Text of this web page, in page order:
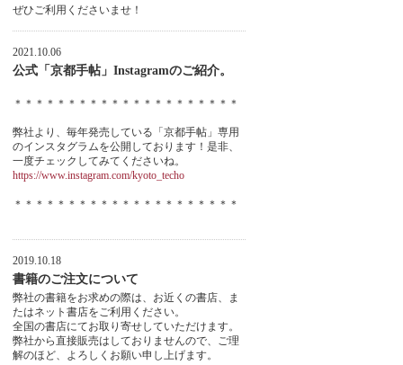
ぜひご利用くださいませ！
2021.10.06
公式「京都手帖」Instagramのご紹介。
＊＊＊＊＊＊＊＊＊＊＊＊＊＊＊＊＊＊＊＊＊
弊社より、毎年発売している「京都手帖」専用
のインスタグラムを公開しております！是非、
一度チェックしてみてくださいね。
https://www.instagram.com/kyoto_techo
＊＊＊＊＊＊＊＊＊＊＊＊＊＊＊＊＊＊＊＊＊
2019.10.18
書籍のご注文について
弊社の書籍をお求めの際は、お近くの書店、ま
たはネット書店をご利用ください。
全国の書店にてお取り寄せしていただけます。
弊社から直接販売はしておりませんので、ご理
解のほど、よろしくお願い申し上げます。